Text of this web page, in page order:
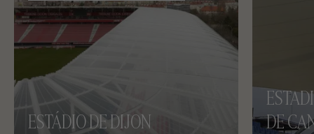
ESTÁDIO DE DIJON
DE